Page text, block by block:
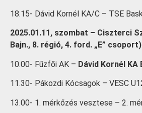
18.15- Dávid Kornél KA/C – TSE
2025.01.11, szombat – Ciszterci
Bajn., 8. régió, 4. ford. „E” csoport)
10.00- Fűzfői AK – Dávid Kornél KA
11.30- Pákozdi Kócsagok – VESC
13.00- 1. mérkőzés vesztese – 2.